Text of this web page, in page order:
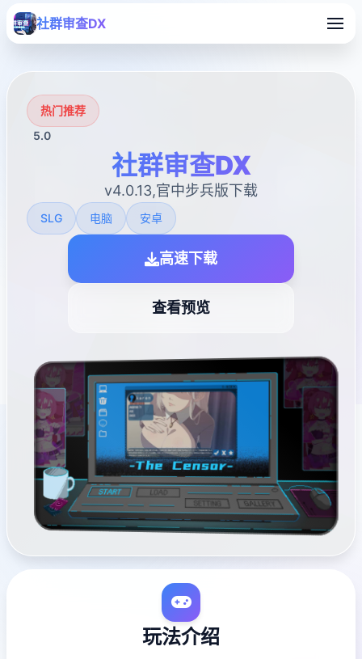
社群审查DX
热门推荐
5.0
社群审查DX
v4.0.13,官中步兵版下载
SLG 电脑 安卓
高速下载
查看预览
玩法介绍